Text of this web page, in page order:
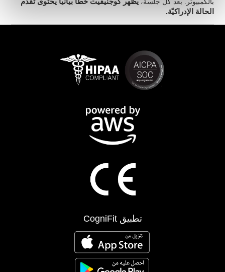
الحالة الإدراكيّة.
تطبيق CogniFit